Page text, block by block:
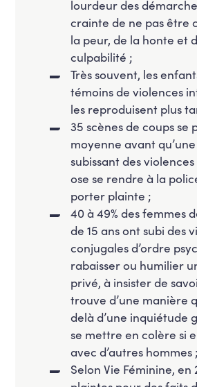
lourdeur des
crainte de ne pas être
la peur, de la honte et
culpabilité ;
Très souvent, les
témoins de violences
les reproduisent plus
35 scènes de coups se
moyenne avant
subissant des
ose se rendre à la
porter plainte ;
40 à 49% des femmes
de 15 ans ont subi des
conjugales d’ordre
rabaisser ou humilier
privé, à insister de
trouve d’une manière
delà d’une inquiétude
se mettre en colère si
avec d’autres hommes ;
Selon Vie Féminine, en